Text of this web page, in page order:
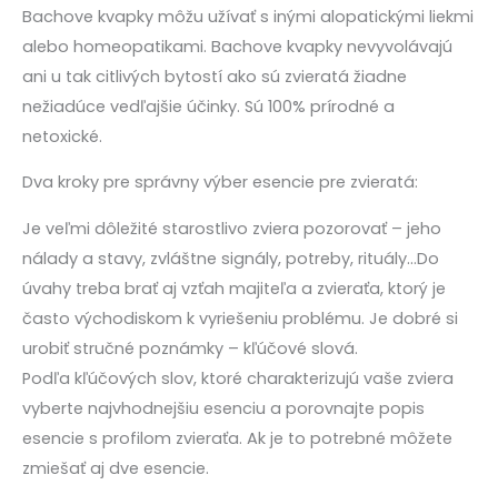
Bachove kvapky môžu užívať s inými alopatickými liekmi
alebo homeopatikami. Bachove kvapky nevyvolávajú
ani u tak citlivých bytostí ako sú zvieratá žiadne
nežiadúce vedľajšie účinky. Sú 100% prírodné a
netoxické.
Dva kroky pre správny výber esencie pre zvieratá:
Je veľmi dôležité starostlivo zviera pozorovať – jeho
nálady a stavy, zvláštne signály, potreby, rituály…Do
úvahy treba brať aj vzťah majiteľa a zvieraťa, ktorý je
často východiskom k vyriešeniu problému. Je dobré si
urobiť stručné poznámky – kľúčové slová.
Podľa kľúčových slov, ktoré charakterizujú vaše zviera
vyberte najvhodnejšiu esenciu a porovnajte popis
esencie s profilom zvieraťa. Ak je to potrebné môžete
zmiešať aj dve esencie.